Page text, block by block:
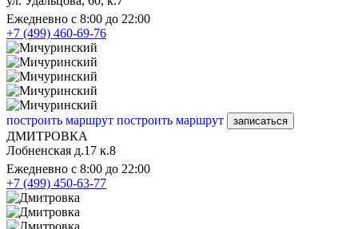
Ежедневно с 8:00 до 22:00
+7 (499) 460-69-76
построить маршрут построить маршрут записаться
ДМИТРОВКА
Лобненская д.17 к.8
Ежедневно с 8:00 до 22:00
+7 (499) 450-63-77